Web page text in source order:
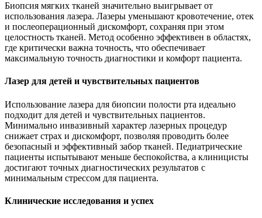
Биопсия мягких тканей значительно выигрывает от
использования лазера. Лазеры уменьшают кровотечение, отек
и послеоперационный дискомфорт, сохраняя при этом
целостность тканей. Метод особенно эффективен в областях,
где критически важна точность, что обеспечивает
максимальную точность диагностики и комфорт пациента.
Лазер для детей и чувствительных пациентов
Использование лазера для биопсии полости рта идеально
подходит для детей и чувствительных пациентов.
Минимально инвазивный характер лазерных процедур
снижает страх и дискомфорт, позволяя проводить более
безопасный и эффективный забор тканей. Педиатрические
пациенты испытывают меньше беспокойства, а клиницисты
достигают точных диагностических результатов с
минимальным стрессом для пациента.
Клинические исследования и успех